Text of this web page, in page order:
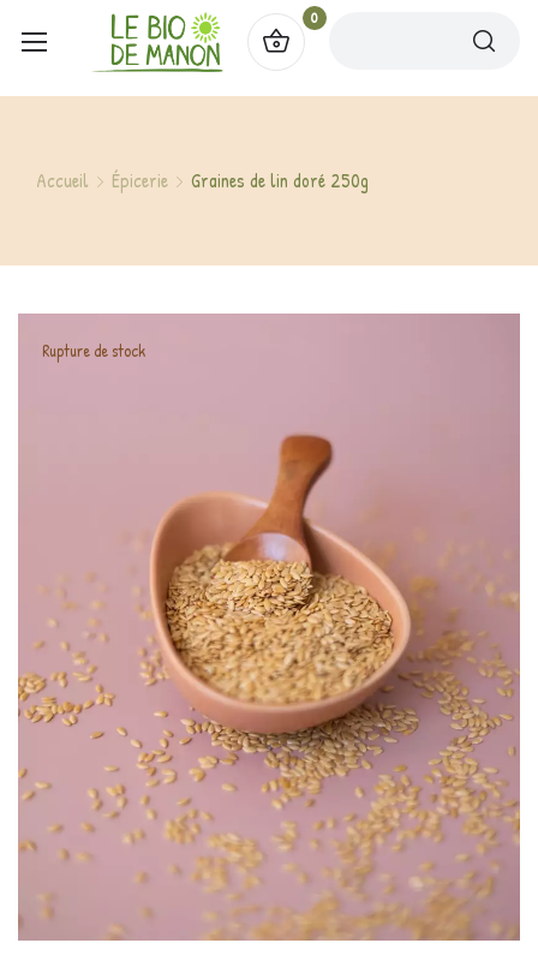
0
Accueil Épicerie Graines de lin doré 250g
Rupture de stock